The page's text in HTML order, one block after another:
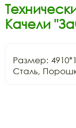
Качели
Размер:
Сталь,